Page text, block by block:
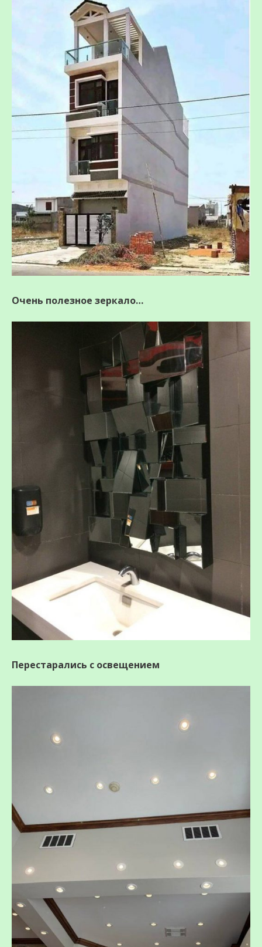
Очень полезное зеркало…
Перестарались с освещением